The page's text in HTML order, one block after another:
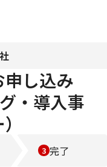
し込み
・導入事
完了